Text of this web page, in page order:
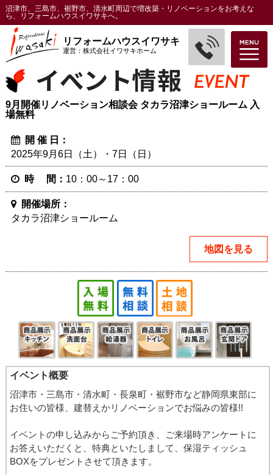
沼津市、三島市、裾野市、清水町周辺で増改築・リノベーションをお考えな
ら、リフォームハウスイワサキへ。
リフォームハウスイワサキ
運営：株式会社イワサキホーム
9月開催リノベーション相談会 タカラ沼津ショールーム 入
場無料
開 催 日：
2025年9月6日（土）・7日（日）
時 間： 10：00～17：00
開催場所：
タカラ沼津ショールーム
地図を見る
イベント概要
沼津市・三島市・清水町・長泉町・裾野市など静岡県東部に
お住いの皆様、建替えかリノベーションでお悩みの皆様!!
イベントの申し込みからご予約頂き、ご来場時アンケートに
お答えいただくと、特典といたしまして、保湿ティッシュ
BOXをプレゼントさせて頂きます。